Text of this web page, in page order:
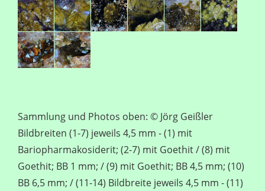
Sammlung und Photos oben: © Jörg Geißler
Bildbreiten (1-7) jeweils 4,5 mm - (1) mit
Bariopharmakosiderit; (2-7) mit Goethit / (8) mit
Goethit; BB 1 mm; / (9) mit Goethit; BB 4,5 mm; (10)
BB 6,5 mm; / (11-14) Bildbreite jeweils 4,5 mm - (11)